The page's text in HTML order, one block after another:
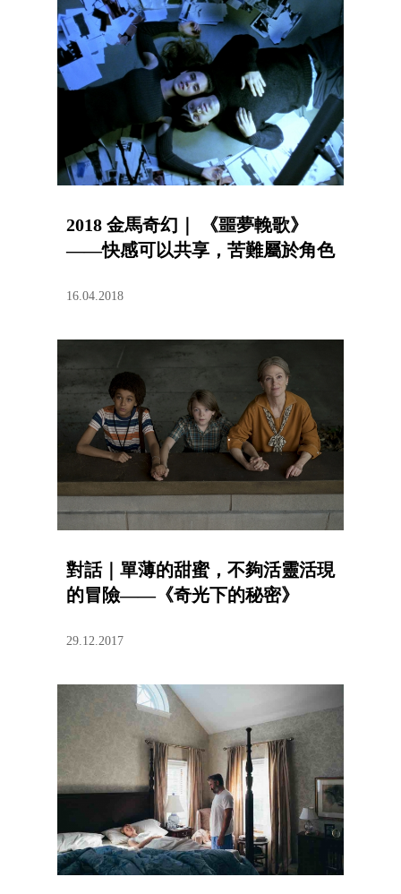
2018 金馬奇幻｜ 《噩夢輓歌》
——快感可以共享，苦難屬於角色
16.04.2018
對話｜單薄的甜蜜，不夠活靈活現
的冒險——《奇光下的秘密》
29.12.2017